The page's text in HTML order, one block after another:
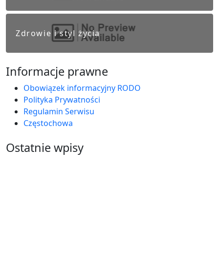
Zdrowie i styl życia
Informacje prawne
Obowiązek informacyjny RODO
Polityka Prywatności
Regulamin Serwisu
Częstochowa
Ostatnie wpisy